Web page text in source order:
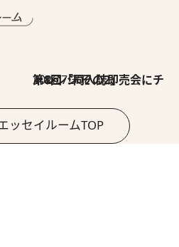
2026.7.30
第8回「同人誌即売会にチャレンジ その2」
ッセイルームTOP